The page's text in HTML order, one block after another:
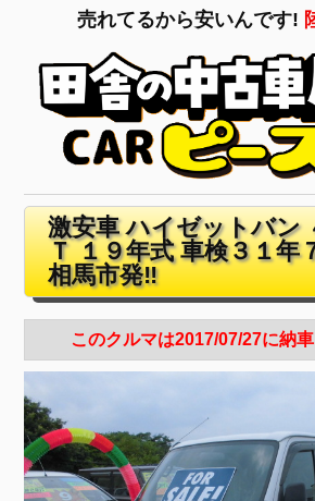
売れてるから安いんです!
激安車 ハイゼットバン
Ｔ １９年式 車検３１年
相馬市発‼
このクルマは2017/07/27に納車